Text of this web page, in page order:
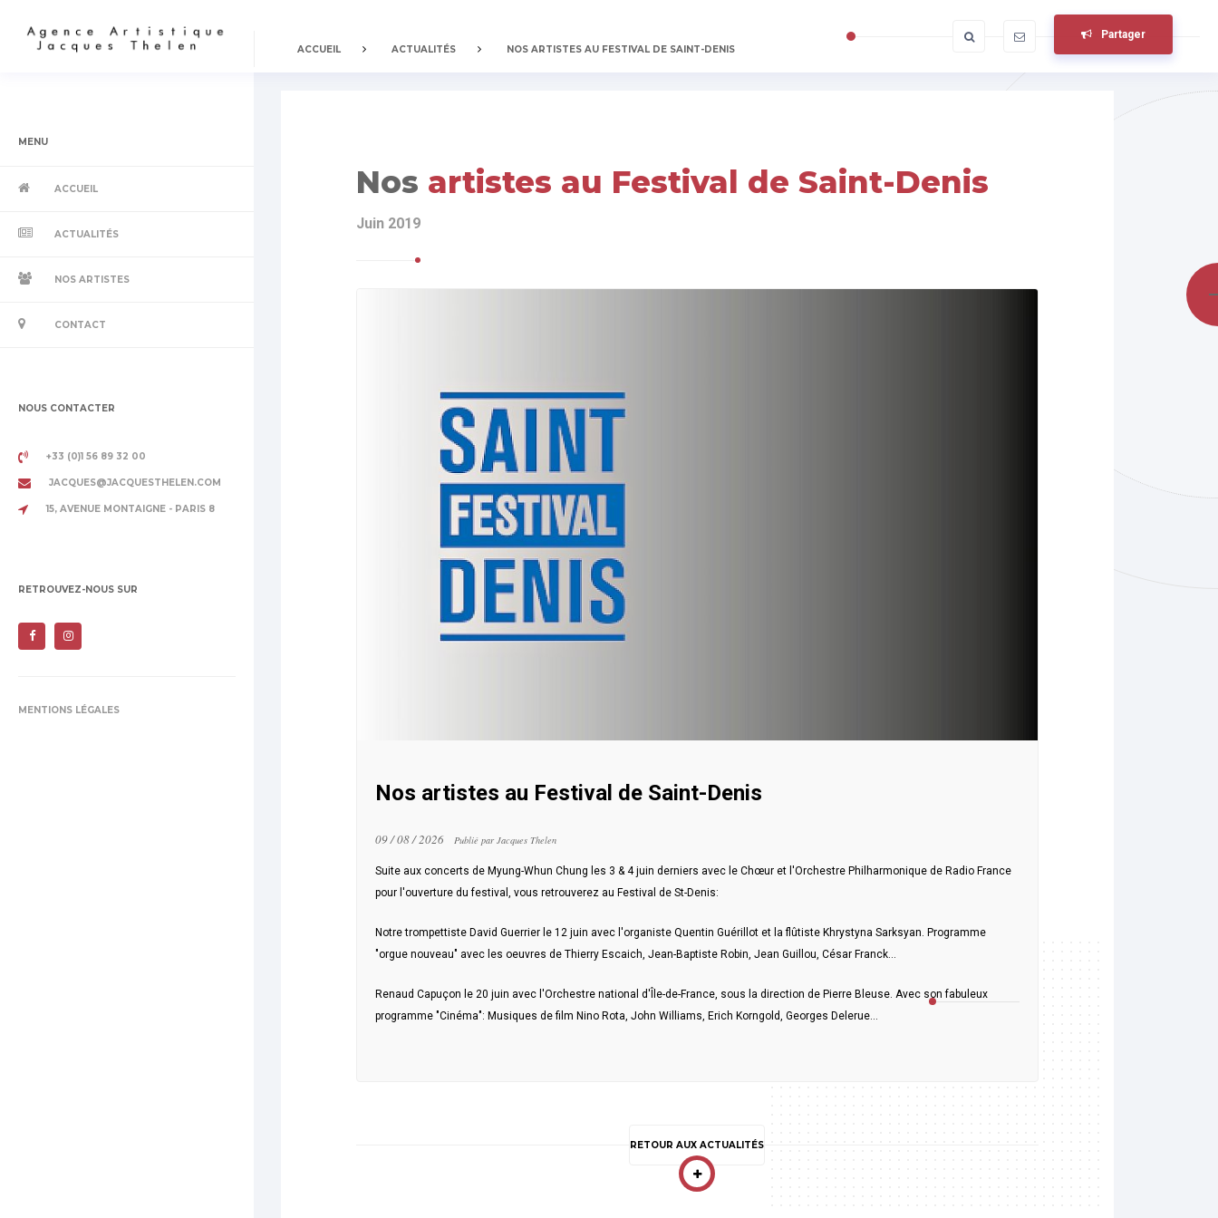
ACCUEIL ACTUALITÉS NOS ARTISTES AU FESTIVAL DE SAINT-DENIS
Partager
MENU
ACCUEIL
ACTUALITÉS
NOS ARTISTES
CONTACT
NOUS CONTACTER
+33 (0)1 56 89 32 00
JACQUES@JACQUESTHELEN.COM
15, AVENUE MONTAIGNE - PARIS 8
RETROUVEZ-NOUS SUR
MENTIONS LÉGALES
Nos artistes au Festival de Saint-Denis
Juin 2019
Nos artistes au Festival de Saint-Denis
09 / 08 / 2026 Publié par Jacques Thelen
Suite aux concerts de Myung-Whun Chung les 3 & 4 juin derniers avec le Chœur et l'Orchestre Philharmonique de Radio France
pour l'ouverture du festival, vous retrouverez au Festival de St-Denis:
Notre trompettiste David Guerrier le 12 juin avec l'organiste Quentin Guérillot et la flûtiste Khrystyna Sarksyan. Programme
"orgue nouveau" avec les oeuvres de Thierry Escaich, Jean-Baptiste Robin, Jean Guillou, César Franck...
Renaud Capuçon le 20 juin avec l'Orchestre national d'Île-de-France, sous la direction de Pierre Bleuse. Avec son fabuleux
programme "Cinéma": Musiques de film Nino Rota, John Williams, Erich Korngold, Georges Delerue…
RETOUR AUX ACTUALITÉS